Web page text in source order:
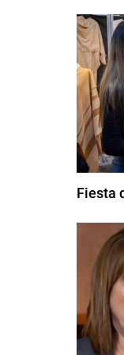
Fiesta